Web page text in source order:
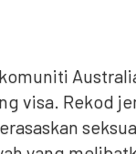
visa. Rekod